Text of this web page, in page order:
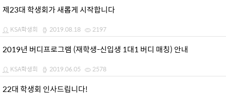
제23대 학생회가 새롭게 시작합니다
KSA학생회 2019.08.18 2197
2019년 버디프로그램 (재학생-신입생 1대1 버디 매칭) 안내
KSA학생회 2019.06.05 2578
22대 학생회 인사드립니다!